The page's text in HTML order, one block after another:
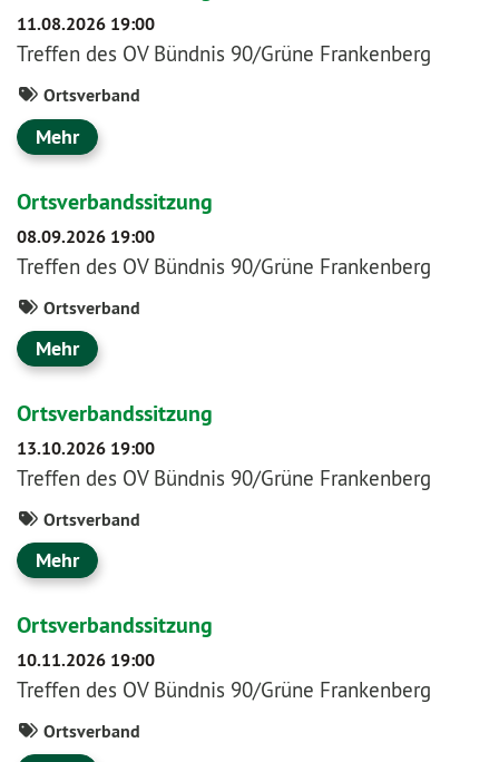
11.08.2026 19:00
Treffen des OV Bündnis 90/Grüne Frankenberg
Ortsverband
Mehr
Ortsverbandssitzung
08.09.2026 19:00
Treffen des OV Bündnis 90/Grüne Frankenberg
Ortsverband
Mehr
Ortsverbandssitzung
13.10.2026 19:00
Treffen des OV Bündnis 90/Grüne Frankenberg
Ortsverband
Mehr
Ortsverbandssitzung
10.11.2026 19:00
Treffen des OV Bündnis 90/Grüne Frankenberg
Ortsverband